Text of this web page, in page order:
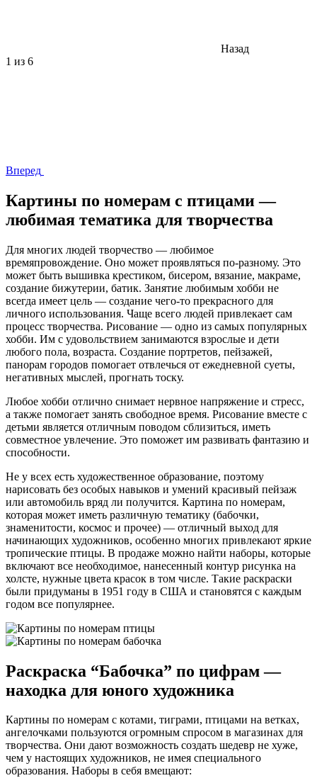
Назад
1 из 6
Вперед
Картины по номерам с птицами —
любимая тематика для творчества
Для многих людей творчество — любимое
времяпровождение. Оно может проявляться по-разному. Это
может быть вышивка крестиком, бисером, вязание, макраме,
создание бижутерии, батик. Занятие любимым хобби не
всегда имеет цель — создание чего-то прекрасного для
личного использования. Чаще всего людей привлекает сам
процесс творчества. Рисование — одно из самых популярных
хобби. Им с удовольствием занимаются взрослые и дети
любого пола, возраста. Создание портретов, пейзажей,
панорам городов помогает отвлечься от ежедневной суеты,
негативных мыслей, прогнать тоску.
Любое хобби отлично снимает нервное напряжение и стресс,
а также помогает занять свободное время. Рисование вместе с
детьми является отличным поводом сблизиться, иметь
совместное увлечение. Это поможет им развивать фантазию и
способности.
Не у всех есть художественное образование, поэтому
нарисовать без особых навыков и умений красивый пейзаж
или автомобиль вряд ли получится. Картина по номерам,
которая может иметь различную тематику (бабочки,
знаменитости, космос и прочее) — отличный выход для
начинающих художников, особенно многих привлекают яркие
тропические птицы. В продаже можно найти наборы, которые
включают все необходимое, нанесенный контур рисунка на
холсте, нужные цвета красок в том числе. Такие раскраски
были придуманы в 1951 году в США и становятся с каждым
годом все популярнее.
Раскраска “Бабочка” по цифрам —
находка для юного художника
Картины по номерам с котами, тиграми, птицами на ветках,
ангелочками пользуются огромным спросом в магазинах для
творчества. Они дают возможность создать шедевр не хуже,
чем у настоящих художников, не имея специального
образования. Наборы в себя вмещают: